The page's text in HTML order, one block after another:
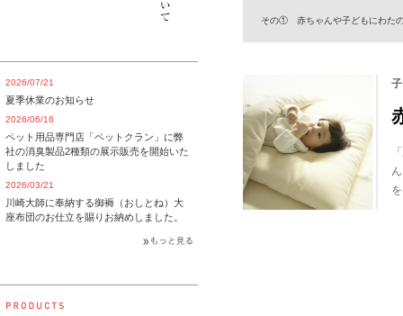
その① 赤ちゃんや子どもにわた
2026/07/21
夏季休業のお知らせ
2026/06/16
ペット用品専門店「ペットクラン」に弊
社の消臭製品2種類の展示販売を開始いた
しました
2026/03/21
川崎大師に奉納する御褥（おしとね）大
座布団のお仕立を賜りお納めしました。